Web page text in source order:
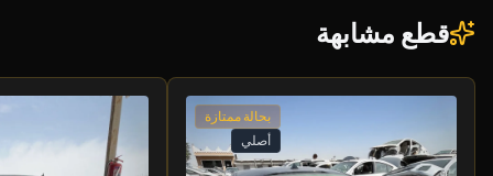
قطع مشابهة
بحالة ممتازة
أصلي